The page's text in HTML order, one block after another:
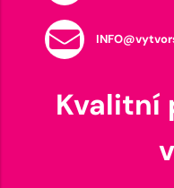
Kvalitní